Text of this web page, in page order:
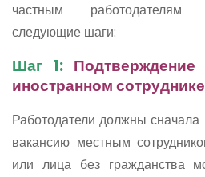
частным работодателям
следующие шаги:
Шаг 1:
иностранном сотруднике
Работодатели должны сначала
вакансию местным
или лица без гражданства